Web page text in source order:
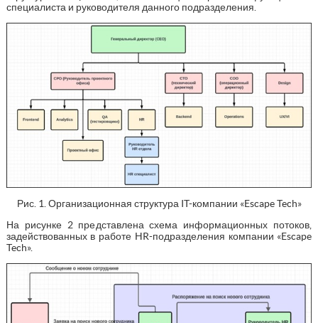
специалиста и руководителя данного подразделения.
Рис. 1. Организационная структура IT-компании «Escape Tech»
На рисунке 2 представлена схема информационных потоков,
задействованных в работе HR-подразделения компании «Escape
Tech».